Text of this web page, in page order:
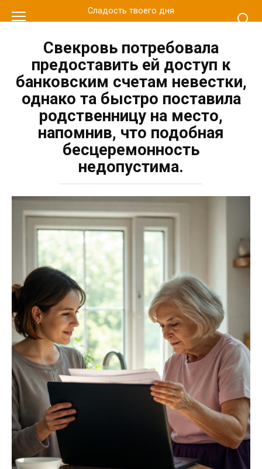
к
Сладость твоего дня
Свекровь потребовала
предоставить ей доступ к
банковским счетам невестки,
однако та быстро поставила
родственницу на место,
напомнив, что подобная
бесцеремонность
недопустима.